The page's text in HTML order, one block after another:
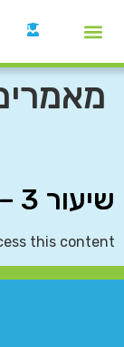
שיעור 3 – ממ”ן 15 (מרכזי רווח)
this content